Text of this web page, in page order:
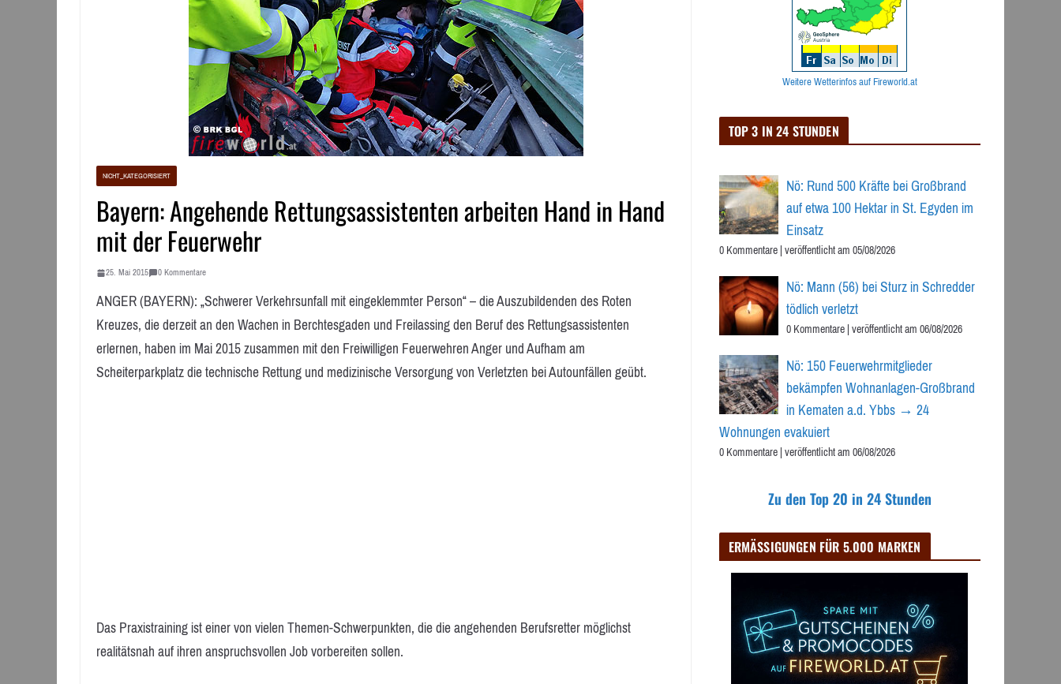
NICHT_KATEGORISIERT
Bayern: Angehende Rettungsassistenten arbeiten Hand in Hand
mit der Feuerwehr
25. Mai 2015 0 Kommentare
ANGER (BAYERN): „Schwerer Verkehrsunfall mit eingeklemmter Person“ – die Auszubildenden des Roten
Kreuzes, die derzeit an den Wachen in Berchtesgaden und Freilassing den Beruf des Rettungsassistenten
erlernen, haben im Mai 2015 zusammen mit den Freiwilligen Feuerwehren Anger und Aufham am
Scheiterparkplatz die technische Rettung und medizinische Versorgung von Verletzten bei Autounfällen geübt.
Das Praxistraining ist einer von vielen Themen-Schwerpunkten, die die angehenden Berufsretter möglichst
realitätsnah auf ihren anspruchsvollen Job vorbereiten sollen.
Weitere Wetterinfos auf Fireworld.at
TOP 3 IN 24 STUNDEN
Nö: Rund 500 Kräfte bei Großbrand
auf etwa 100 Hektar in St. Egyden im
Einsatz
0 Kommentare|veröffentlicht am 05/08/2026
Nö: Mann (56) bei Sturz in Schredder
tödlich verletzt
0 Kommentare|veröffentlicht am 06/08/2026
Nö: 150 Feuerwehrmitglieder
bekämpfen Wohnanlagen-Großbrand
in Kematen a.d. Ybbs → 24
Wohnungen evakuiert
0 Kommentare|veröffentlicht am 06/08/2026
Zu den Top 20 in 24 Stunden
ERMÄSSIGUNGEN FÜR 5.000 MARKEN